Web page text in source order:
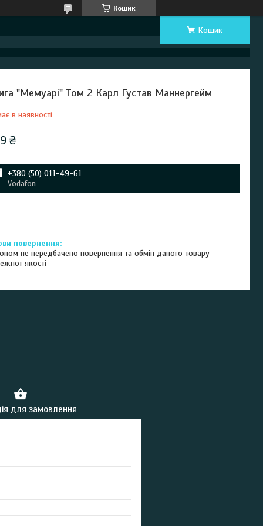
Кошик
Кошик
"Мемуарі" Том 2 Карл Густав Маннергейм
в наявності
₴
+380 (50) 011-49-61
Vodafon
не передбачено повернення та обмін даного товару
якості
для замовлення